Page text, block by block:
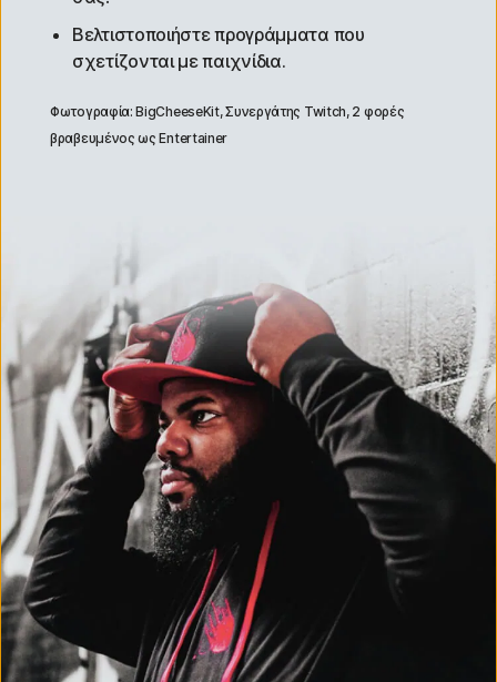
Βελτιστοποιήστε προγράμματα που
σχετίζονται με παιχνίδια.
Φωτογραφία: BigCheeseKit, Συνεργάτης Twitch, 2 φορές
βραβευμένος ως Entertainer